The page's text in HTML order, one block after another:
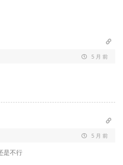
5 月 前
5 月 前
是不行